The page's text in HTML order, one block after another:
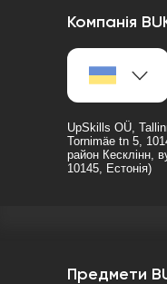
Компанія
UpSkills OÜ,
Tornimäe tn 5,
район Кесклінн,
10145, Естонія)
Предмети